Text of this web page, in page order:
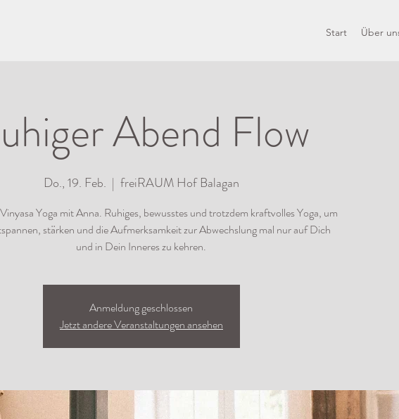
Start Über
Abend Flow
Do., 19. Feb.
  |
freiRAUM Hof Balagan
Yoga mit Anna. Ruhiges, bewusstes und trotzdem kraftvolles Yoga, um
stärken und die Aufmerksamkeit zur Abwechslung mal nur auf Dich
und in Dein Inneres zu kehren.
Anmeldung geschlossen
Jetzt andere Veranstaltungen ansehen